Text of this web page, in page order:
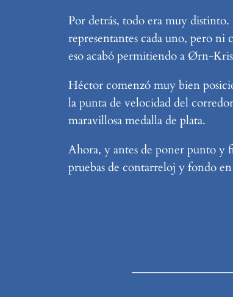
Por detrás, todo era muy
representantes cada uno, pero ni
eso acabó permitiendo a Ørn-
Héctor comenzó muy bien
la punta de velocidad del
maravillosa medalla de plata.
Ahora, y antes de poner punto y
pruebas de contarreloj y fondo